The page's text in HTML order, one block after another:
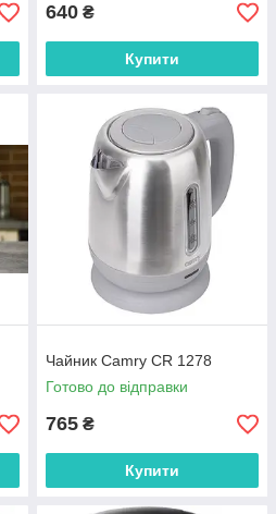
640 ₴
Купити
Чайник Camry CR 1278
Готово до відправки
765 ₴
Купити